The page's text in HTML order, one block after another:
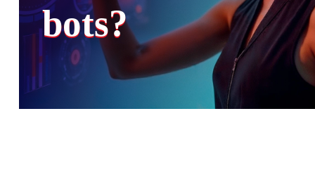
bots?